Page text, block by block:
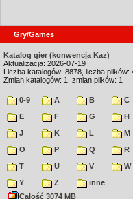
Gry/Games
Katalog gier (konwencja Kaz)
Aktualizacja: 2026-07-19
Liczba katalogów: 8878, liczba plików:
Zmian katalogów: 1, zmian plików: 1
0-9 A B C
E
F G H
J
K L M
O
P Q R
T
U V W
Y
Z
inne
Całość 3074 MB